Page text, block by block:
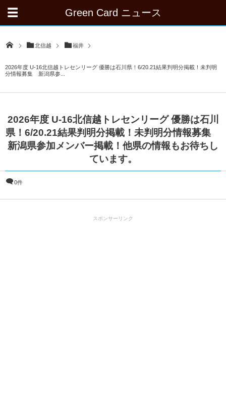
Green Card ニュース
北信越 福井
2026年度 U-16北信越トレセンリーグ 優勝は石川県！6/20.21結果判明分掲載！未判明
分情報募集 新潟県参...
2026年度 U-16北信越トレセンリーグ 優勝は石川
県！6/20.21結果判明分掲載！未判明分情報募集
新潟県参加メンバー掲載！他県の情報もお待ちし
ています。
0件
スポンサーリンク